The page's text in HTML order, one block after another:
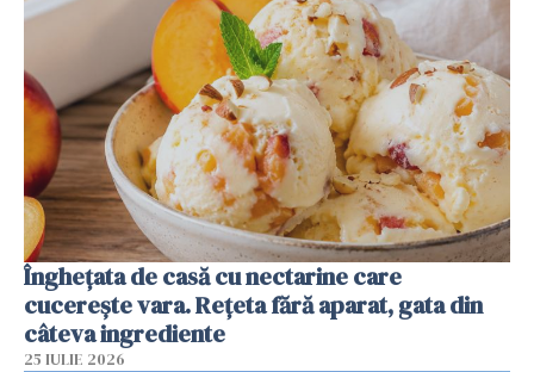
Înghețata de casă cu nectarine care
cucerește vara. Rețeta fără aparat, gata din
câteva ingrediente
25 IULIE 2026